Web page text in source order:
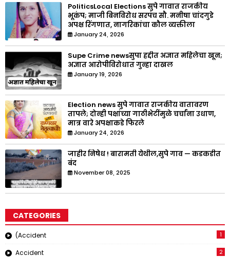
PoliticsLocal Elections सुपे गावात राजकीय
भूकंप; माजी बिनविरोध सरपंच सौ. मनीषा चांदगुडे
अपक्ष रिंगणात, नागरिकांचा कौल व्यक्तीला
January 24, 2026
Supe Crime newsसुपा हद्दीत अज्ञात महिलेचा खून;
अज्ञात आरोपीविरोधात गुन्हा दाखल
January 19, 2026
Election news सुपे गावात राजकीय वातावरण
तापले; दोन्ही पक्षांच्या गाठीभेटींमुळे चर्चांना उधाण,
मात्र वारे अपक्षाकडे फिरले
January 24, 2026
जाहीर निषेध ! बारामती येथील,सुपे गाव — कडकडीत
बंद
November 08, 2025
CATEGORIES
(Accident 1
Accident 2